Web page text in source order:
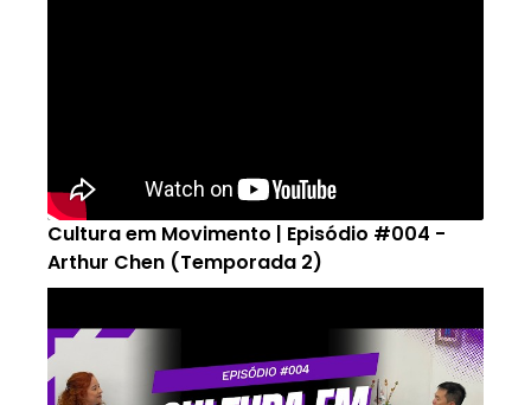
Cultura em Movimento | Episódio #004 -
Arthur Chen (Temporada 2)